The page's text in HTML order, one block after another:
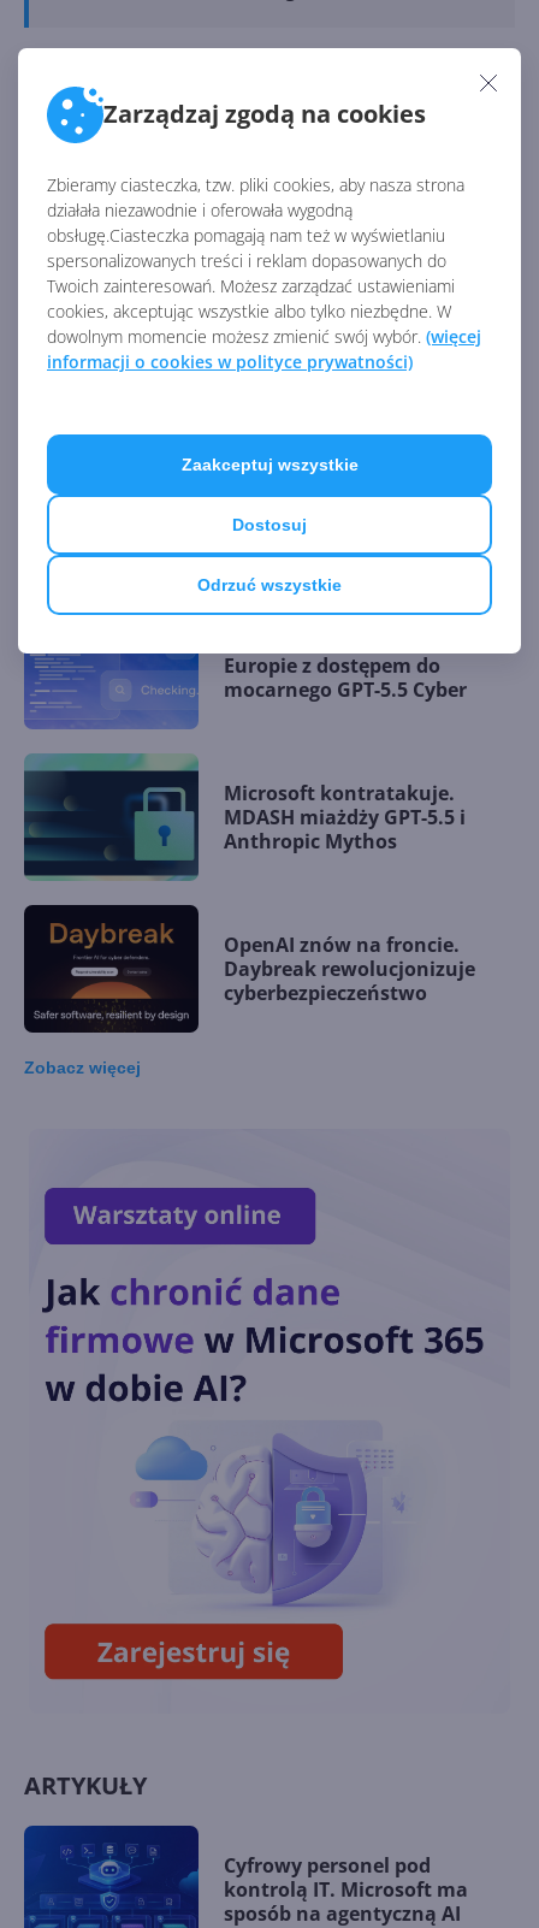
Zarządzaj zgodą na cookies
Zbieramy ciasteczka, tzw. pliki cookies, aby nasza strona
działała niezawodnie i oferowała wygodną
obsługę.Ciasteczka pomagają nam też w wyświetlaniu
spersonalizowanych treści i reklam dopasowanych do
Twoich zainteresowań. Możesz zarządzać ustawieniami
cookies, akceptując wszystkie albo tylko niezbędne. W
dowolnym momencie możesz zmienić swój wybór. (więcej
informacji o cookies w polityce prywatności)
Odrzuć wszystkie
Dostosuj
Zaakceptuj wszystkie
oprogramowanie celowało w Windows 60 razy
częściej niż w Linuksa i aż 5000 razy częściej niż w
Źródło:
https://www.neowin.net/news/2022-sees-over-5000-
times-new-windows-malware-vs-macos-over-60-
times-vs-linux/
AKTUALNOŚCI Z KATEGORII
AI wykrywa błędy tak szybko,
że Microsoft nie nadąża z ich
łataniem
Europie z dostępem do
mocarnego GPT-5.5 Cyber
Microsoft kontratakuje.
MDASH miażdży GPT-5.5 i
Anthropic Mythos
OpenAI znów na froncie.
Daybreak rewolucjonizuje
cyberbezpieczeństwo
Microsoft Authenticator
Setki Milionów Ataków
wysiłki na rzecz
cyberbezpieczeństwa:
Microsoft rozszerza
dostępność ważnej
aktualizacji Microsoft
Defender. VPN w pakiecie!
Zobacz więcej
ARTYKUŁY
Cyfrowy personel pod
kontrolą IT. Microsoft ma
sposób na agentyczną AI